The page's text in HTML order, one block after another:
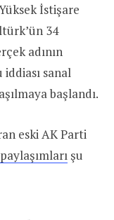
İstişare
34
adının
iddiası sanal
başlandı.
eski AK Parti
şu